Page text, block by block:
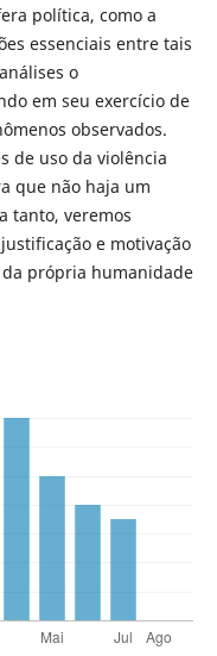
política, como a
essenciais entre tais
o
em seu exercício de
observados.
de uso da violência
que não haja um
tanto, veremos
e motivação
própria humanidade